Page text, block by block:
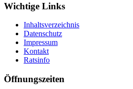
Wichtige Links
Inhaltsverzeichnis
Datenschutz
Impressum
Kontakt
Ratsinfo
Öffnungszeiten